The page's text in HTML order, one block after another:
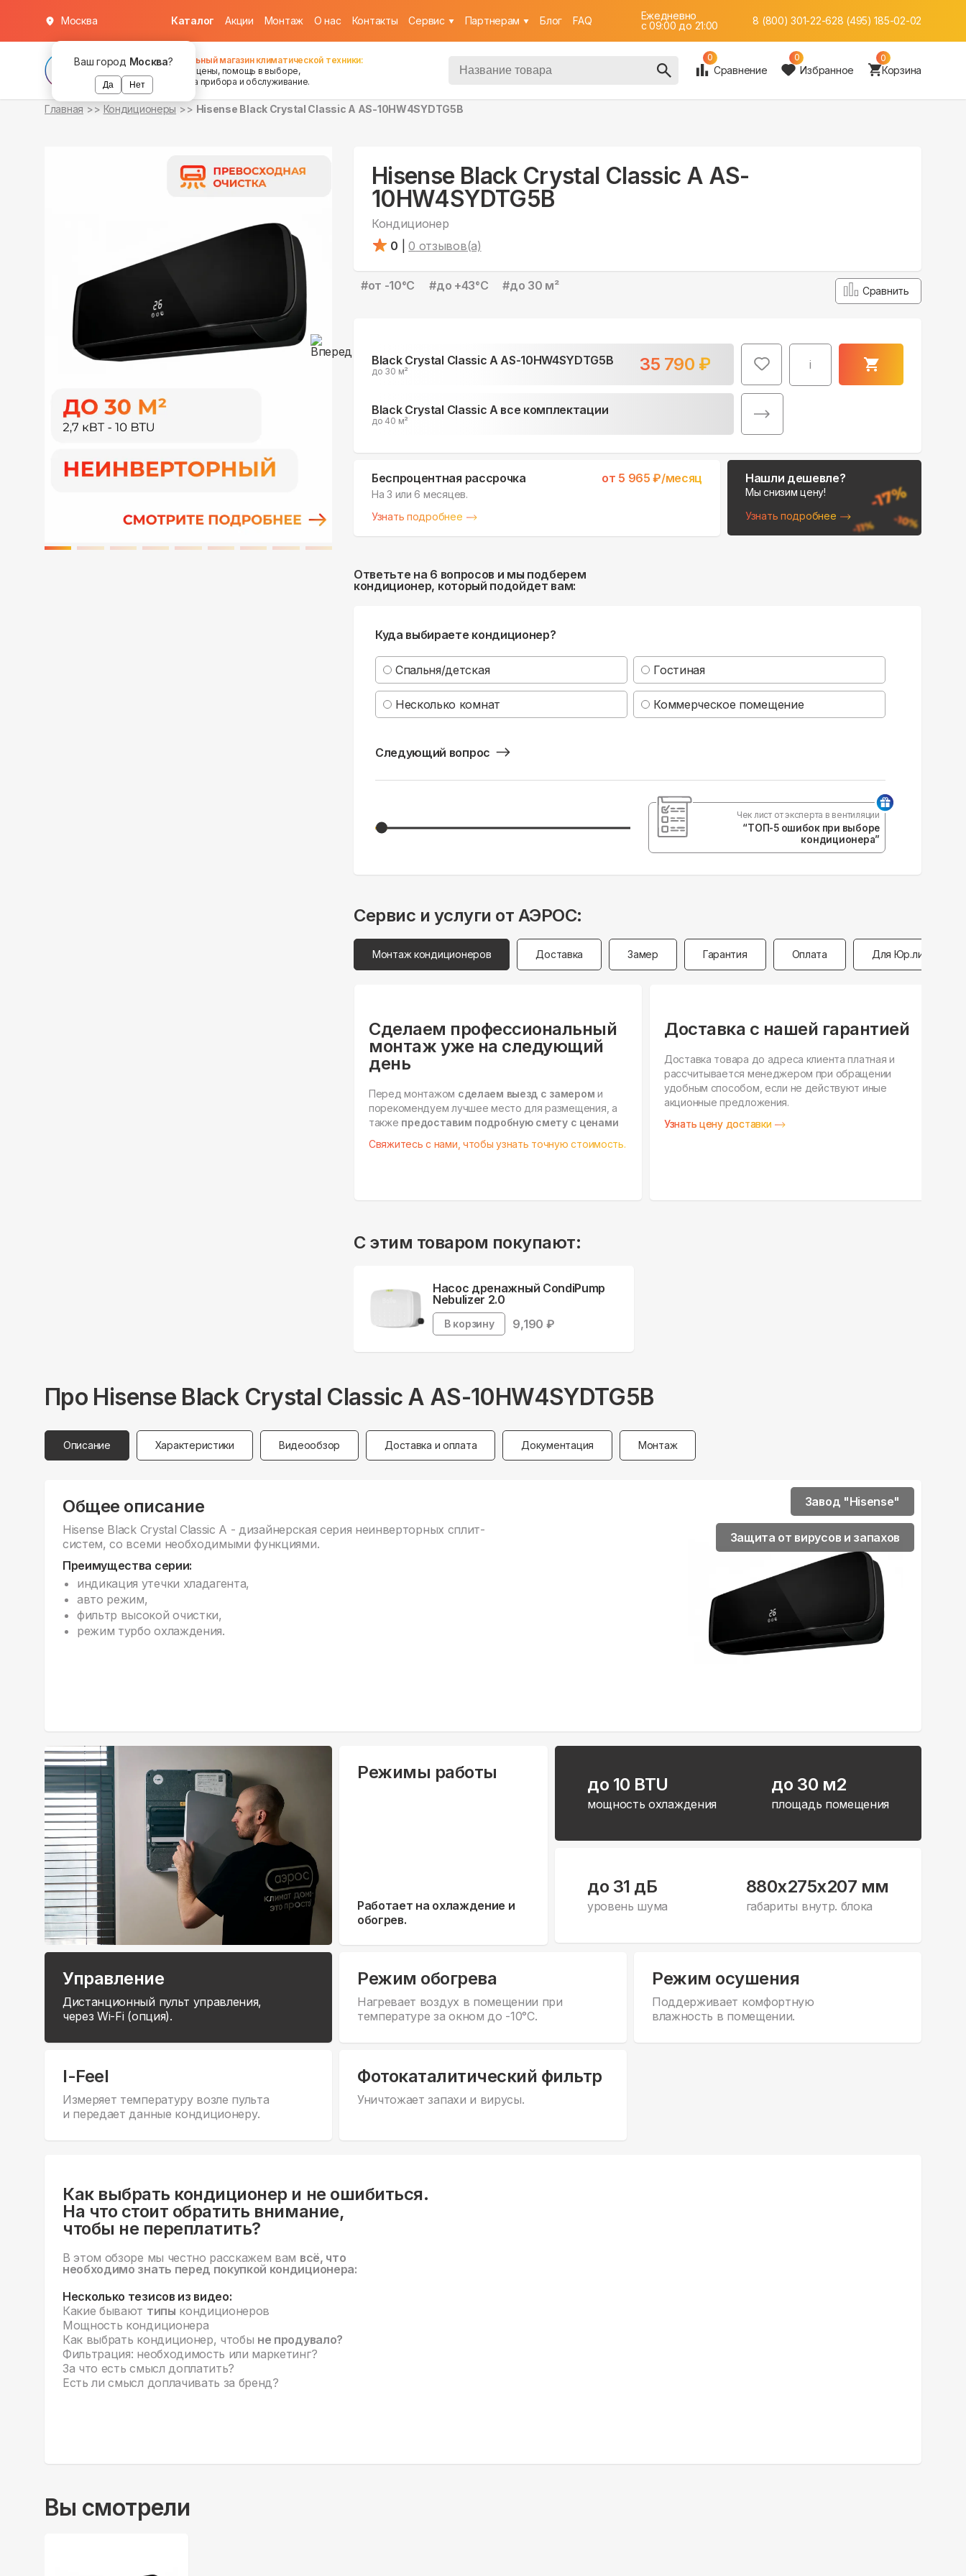
Ваш город Москва?
Да Нет
Москва Каталог Акции Монтаж О нас Контакты Cервис Партнерам Блог FAQ
Ежедневно
c 09:00 до 21:00
8 (800) 301-22-628 (495) 185-02-02
Федеральный магазин климатической техники:
хорошие цены, помощь в выборе,
установка прибора и обслуживание.
0
Сравнение
0
Избранное
0
Корзина
Главная Кондиционеры Hisense Black Crystal Classic A AS-10HW4SYDTG5B
Поможем выбрать
В Telegram
В WhatsApp
Hisense Black Crystal Classic A AS-
10HW4SYDTG5B
Кондиционер
0
0 отзывов(а)
#от -10°С #до +43°С #до 30 м² Сравнить
Black Crystal Classic A AS-10HW4SYDTG5B
до 30 м² 35 790 ₽ i
в наличии
Black Crystal Classic A все комплектации
до 40 м²
в наличии
Беспроцентная рассрочка от 5 965 ₽/месяц
На 3 или 6 месяцев.
Узнать подробнее
Нашли дешевле?
Мы снизим цену!
Узнать подробнее
Ответьте на 6 вопросов и мы подберем
кондиционер, который подойдет вам:
Куда выбираете кондиционер?
Спальня/детская Гостиная
Несколько комнат Коммерческое помещение
Следующий вопрос
Чек лист от эксперта в вентиляции
“ТОП-5 ошибок при выборе
кондиционера”
Сервис и услуги от АЭРОС:
Монтаж кондиционеров Доставка Замер Гарантия Оплата Для Юр.лиц
Сделаем профессиональный
монтаж уже на следующий
день
Перед монтажом сделаем выезд с замером и
порекомендуем лучшее место для размещения, а
также предоставим подробную смету с ценами
Свяжитесь с нами, чтобы узнать точную стоимость.
Доставка с нашей гарантией
Доставка товара до адреса клиента платная и
рассчитывается менеджером при обращении
удобным способом, если не действуют иные
акционные предложения.
Узнать цену доставки
С этим товаром покупают:
Насос дренажный CondiPump
Nebulizer 2.0
В корзину 9,190 ₽
Про Hisense Black Crystal Classic A AS-10HW4SYDTG5B
Описание Характеристики Видеообзор Доставка и оплата Документация Монтаж
Общее описание
Hisense Black Crystal Classic A - дизайнерская серия неинверторных сплит-
систем, со всеми необходимыми функциями.
Преимущества серии:
индикация утечки хладагента,
авто режим,
фильтр высокой очистки,
режим турбо охлаждения.
Завод "Hisense"
Защита от вирусов и запахов
Режимы работы
Работает на охлаждение и
обогрев.
до 10 BTU
мощность охлаждения
до 30 м2
площадь помещения
до 31 дБ
уровень шума
880x275x207 мм
габариты внутр. блока
Управление
Дистанционный пульт управления,
через Wi-Fi (опция).
Режим обогрева
Нагревает воздух в помещении при
температуре за окном до -10°С.
Режим осушения
Поддерживает комфортную
влажность в помещении.
I-Feel
Измеряет температуру возле пульта
и передает данные кондиционеру.
Фотокаталитический фильтр
Уничтожает запахи и вирусы.
Как выбрать кондиционер и не ошибиться.
На что стоит обратить внимание,
чтобы не переплатить?
В этом обзоре мы честно расскажем вам всё, что
необходимо знать перед покупкой кондиционера:
Несколько тезисов из видео:
Какие бывают типы кондиционеров
Мощность кондиционера
Как выбрать кондиционер, чтобы не продувало?
Фильтрация: необходимость или маркетинг?
За что есть смысл доплатить?
Есть ли смысл доплачивать за бренд?
Вы смотрели